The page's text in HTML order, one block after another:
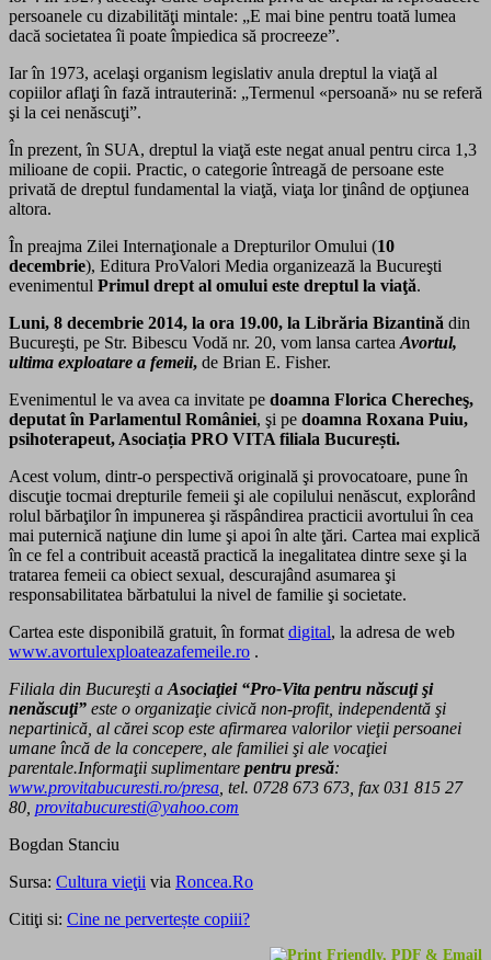
persoanele cu dizabilităţi mintale: „E mai bine pentru toată lumea
dacă societatea îi poate împiedica să procreeze”.
Iar în 1973, acelaşi organism legislativ anula dreptul la viaţă al
copiilor aflaţi în fază intrauterină: „Termenul «persoană» nu se referă
şi la cei nenăscuţi”.
În prezent, în SUA, dreptul la viaţă este negat anual pentru circa 1,3
milioane de copii. Practic, o categorie întreagă de persoane este
privată de dreptul fundamental la viaţă, viaţa lor ţinând de opţiunea
altora.
În preajma Zilei Internaţionale a Drepturilor Omului (10
decembrie), Editura ProValori Media organizează la Bucureşti
evenimentul Primul drept al omului este dreptul la viaţă.
Luni, 8 decembrie 2014, la ora 19.00, la Librăria Bizantină din
Bucureşti, pe Str. Bibescu Vodă nr. 20, vom lansa cartea Avortul,
ultima exploatare a femeii, de Brian E. Fisher.
Evenimentul le va avea ca invitate pe doamna Florica Cherecheş,
deputat în Parlamentul României, şi pe doamna Roxana Puiu,
psihoterapeut, Asociația PRO VITA filiala București.
Acest volum, dintr-o perspectivă originală şi provocatoare, pune în
discuţie tocmai drepturile femeii şi ale copilului nenăscut, explorând
rolul bărbaţilor în impunerea şi răspândirea practicii avortului în cea
mai puternică naţiune din lume şi apoi în alte ţări. Cartea mai explică
în ce fel a contribuit această practică la inegalitatea dintre sexe şi la
tratarea femeii ca obiect sexual, descurajând asumarea şi
responsabilitatea bărbatului la nivel de familie şi societate.
Cartea este disponibilă gratuit, în format digital, la adresa de web
www.avortulexploateazafemeile.ro .
Filiala din Bucureşti a Asociaţiei “Pro-Vita pentru născuţi şi
nenăscuţi” este o organizaţie civică non-profit, independentă şi
nepartinică, al cărei scop este afirmarea valorilor vieţii persoanei
umane încă de la concepere, ale familiei şi ale vocaţiei
parentale.Informaţii suplimentare pentru presă:
www.provitabucuresti.ro/presa , tel. 0728 673 673, fax 031 815 27
80, provitabucuresti@yahoo.com
Bogdan Stanciu
Sursa: Cultura vieţii via Roncea.Ro
Citiţi si: Cine ne pervertește copiii?